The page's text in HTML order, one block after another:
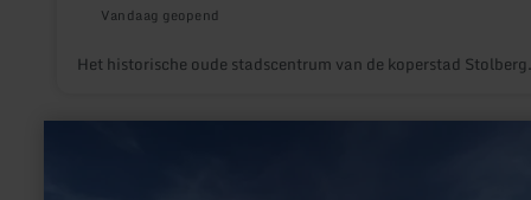
Vandaag geopend
Het historische oude stadscentrum van de koperstad Stolberg.